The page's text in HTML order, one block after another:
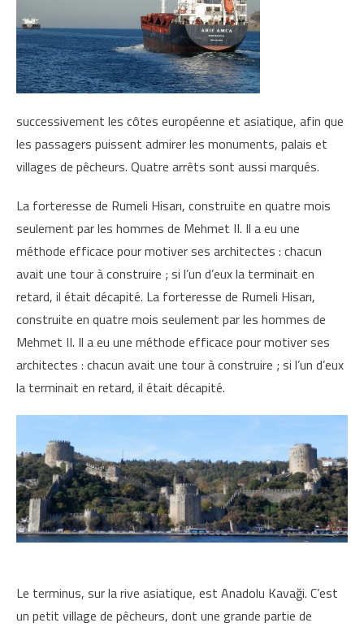
successivement les côtes européenne et asiatique, afin que
les passagers puissent admirer les monuments, palais et
villages de pêcheurs. Quatre arrêts sont aussi marqués.
La forteresse de Rumeli Hisarı, construite en quatre mois
seulement par les hommes de Mehmet II. Il a eu une
méthode efficace pour motiver ses architectes : chacun
avait une tour à construire ; si l’un d’eux la terminait en
retard, il était décapité. La forteresse de Rumeli Hisarı,
construite en quatre mois seulement par les hommes de
Mehmet II. Il a eu une méthode efficace pour motiver ses
architectes : chacun avait une tour à construire ; si l’un d’eux
la terminait en retard, il était décapité.
Le terminus, sur la rive asiatique, est Anadolu Kavaği. C’est
un petit village de pêcheurs, dont une grande partie de